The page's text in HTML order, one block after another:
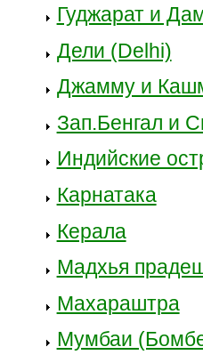
Гуджарат и
Дели (Delhi)
Джамму и
Зап.Бенгал и
Индийские
Карнатака
Керала
Мадхья
Махараштра
Мумбаи